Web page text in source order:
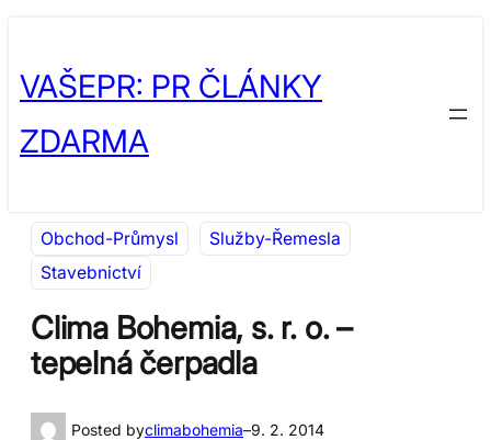
obsah
content
VAŠEPR: PR ČLÁNKY
ZDARMA
Obchod-Průmysl
Služby-Řemesla
Stavebnictví
Clima Bohemia, s. r. o. –
tepelná čerpadla
Posted byclimabohemia–9. 2. 2014